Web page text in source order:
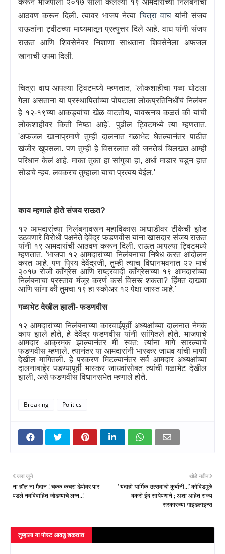
करून भाजपाला २०१७ साली केलेल्या १९ आमदारांच्या निलंबनाची
आठवण करून दिली. त्यावर भाजप नेत्या चित्रा वाघयांनी संजय
राऊतांना ट्वीटच्या माध्यमातून प्रत्युत्तर दिले आहे. वाघ यांनी संजय
राऊत आणि शिवसेनेवर निशाणा साधताना शिवसेनेला अफजल
खानाची उपमा दिली.
चित्रा वाघ आपल्या ट्विटमध्ये म्हणतात, 'लोकशाहीचा गळा घोटला
गेला असताना या प्रस्थापितांच्या पोपटाला लोकप्रतिनिधींचं निलंबन
हे १२-१९च्या आकड्यांचा खेळ वाटतोय,यावरूनच कळतं की यांची
लोकशाहीवर किती निष्ठा आहे'. पुढील ट्विटमध्ये त्या म्हणतात,
'अफजल खानाप्रमाणे तुम्ही दालनात गळाभेट घेतल्यानंतर पाठीत
खंजीर खुपसला. पण तुम्ही हे विसरलात की जनतेचं चिलखत आम्ही
परिधान केलं आहे. माका तुका हा सांगुचा हा,अर्धा माडार चडून हात
सोडचे न्हय. लवकरच तुम्हाला याचा प्रत्यय येईल.'
काय म्हणाले होते संजय राऊत?
१२ आमदारांच्या निलंबनावरून महाविकास आघाडीवर टीकेची झोड
उठवणारे विरोधी पक्षनेते देवेंद्र फडणवीस यांना खासदार संजय राऊत
यांनी १९ आमदारांची आठवण करून दिली. राऊत आपल्या ट्विटमध्ये
म्हणतात, 'भाजपा १२ आमदारांच्या निलंबनाचा निषेध करत आंदोलन
करत आहे. पण प्रिय देवेंद्रजी,तुम्ही त्याच विधानभवनात २२ मार्च
२०१७ रोजी काँग्रेस आणि राष्ट्रवादी काँग्रेसच्या १९ आमदारांच्या
निलंबनाचा प्रस्ताव मंजूर करणं कसं विसरू शकता?हिंमत दाखवा
आणि सांगा की तुमचा १९ हा स्कोअर १२ पेक्षा जास्त आहे.'
गळाभेट देखील झाली- फडणवीस
१२ आमदारांच्या निलंबनाच्या कारवाईपूर्वी अध्यक्षांच्या दालनात नेमकं
काय झाले होते,हे देवेंद्र फडणवीस यांनी सांगितले होते. भाजपाचे
आमदार आक्रमक झाल्यानंतर मी स्वत: त्यांना मागे सारल्याचे
फडणवीस म्हणाले. त्यानंतर या आमदारांनी भास्कर जाधव यांची माफी
देखील मागितली. हे प्रकरण मिटल्यानंतर सर्व आमदार अध्यक्षांच्या
दालनाबाहेर पडण्यापूर्वी भास्कर जाधवांसोबत त्यांची गळाभेट देखील
झाली, असे फडणवीस विधानसभेत म्हणाले होते.
Breaking Politics
थोडे नवीन
‘ यंदाही धार्मिक उत्सवांची कुर्बानी..!’ कोविडमुळे
बकरी ईद साधेपणाने ; अशा आहेत राज्य
सरकारच्या गाइडलाइन्स
जरा जुने
ना हॉल ना मैदान ! चक्क कचरा डेपोवर पार
पडले नवविवाहित जोडप्याचे लग्न..!
तुम्‍हाला या पोस्‍ट आवडू शकतात